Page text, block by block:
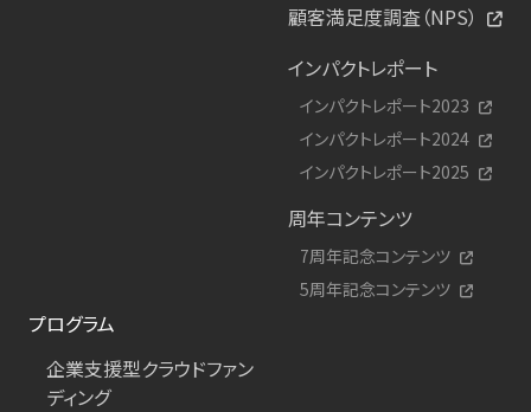
顧客満足度調査（NPS）
インパクトレポート
インパクトレポート2023
インパクトレポート2024
インパクトレポート2025
周年コンテンツ
7周年記念コンテンツ
5周年記念コンテンツ
プログラム
企業支援型クラウドファン
ディング